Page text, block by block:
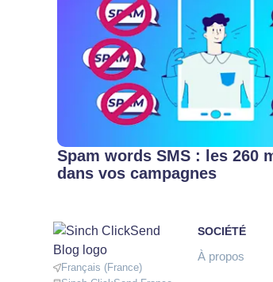
Spam words SMS : les 260
dans vos campagnes
Français (France)
SOCIÉTÉ
À propos